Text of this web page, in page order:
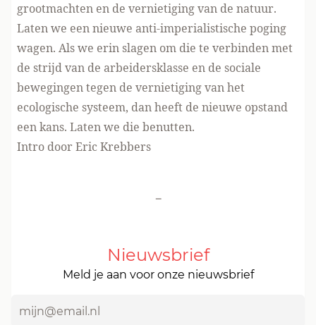
grootmachten en de vernietiging van de natuur.
Laten we een nieuwe anti-imperialistische poging
wagen. Als we erin slagen om die te verbinden met
de strijd van de arbeidersklasse en de sociale
bewegingen tegen de vernietiging van het
ecologische systeem, dan heeft de nieuwe opstand
een kans. Laten we die benutten.
Intro door Eric Krebbers
-
Nieuwsbrief
Meld je aan voor onze nieuwsbrief